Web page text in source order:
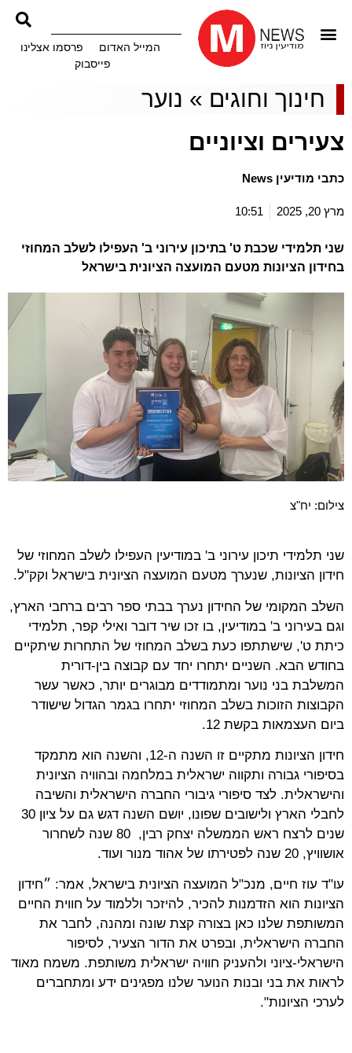
המייל האדום
פרסמו אצלינו
פייסבוק
חינוך וחוגים » נוער
צעירים וציוניים
כתבי מודיעין News
מרץ 20, 2025 10:51
שני תלמידי שכבת ט' בתיכון עירוני ב' העפילו לשלב המחוזי
בחידון הציונות מטעם המועצה הציונית בישראל
צילום: יח"צ
שני תלמידי תיכון עירוני ב' במודיעין העפילו לשלב המחוזי של
חידון הציונות, שנערך מטעם המועצה הציונית בישראל וקק"ל.
השלב המקומי של החידון נערך בבתי ספר רבים ברחבי הארץ,
וגם בעירוני ב' במודיעין, בו זכו שיר דובר ואילי קפר, תלמידי
כיתת ט', שישתתפו כעת בשלב המחוזי של התחרות שיתקיים
בחודש הבא. השניים יתחרו יחד עם קבוצה בין-דורית
המשלבת בני נוער ומתמודדים מבוגרים יותר, כאשר עשר
הקבוצות הזוכות בשלב המחוזי יתחרו בגמר הגדול שישודר
ביום העצמאות בקשת 12.
חידון הציונות מתקיים זו השנה ה-12, והשנה הוא מתמקד
בסיפורי גבורה ותקווה ישראלית במלחמה ובהוויה הציונית
והישראלית. לצד סיפורי גיבורי החברה הישראלית והשיבה
לחבלי הארץ ולישובים שפונו, יושם השנה דגש גם על ציון 30
שנים לרצח ראש הממשלה יצחק רבין, 80 שנה לשחרור
אושוויץ, 20 שנה לפטירתו של אהוד מנור ועוד.
עו"ד עוז חיים, מנכ"ל המועצה הציונית בישראל, אמר: ״חידון
הציונות הוא הזדמנות להכיר, להיזכר וללמוד על חווית החיים
המשותפת שלנו כאן בצורה קצת שונה ומהנה, לחבר את
החברה הישראלית, ובפרט את הדור הצעיר, לסיפור
הישראלי-ציוני ולהעניק חוויה ישראלית משותפת. משמח מאוד
לראות את בני ובנות הנוער שלנו מפגינים ידע ומתחברים
לערכי הציונות".